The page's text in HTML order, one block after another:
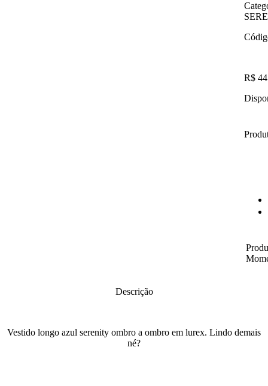
R$
Descrição
Vestido longo azul serenity ombro a ombro em lurex. Lindo demais
né?